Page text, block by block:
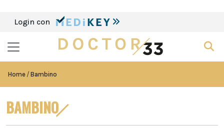
Login con
Home Bambino
BAMBINO